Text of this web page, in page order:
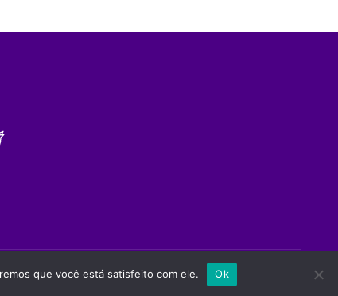
Site desenvolvido por Appmobi
que você está satisfeito com ele. Ok